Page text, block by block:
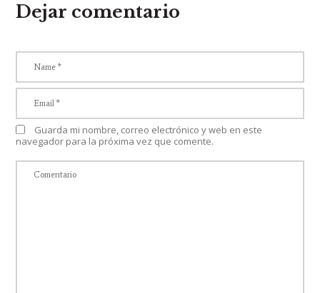
Dejar comentario
Guarda mi nombre, correo electrónico y web en este
navegador para la próxima vez que comente.